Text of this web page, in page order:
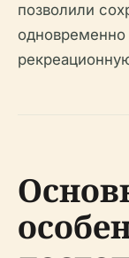
позволили
одновременно